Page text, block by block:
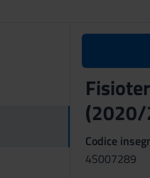
Codice
4S007289